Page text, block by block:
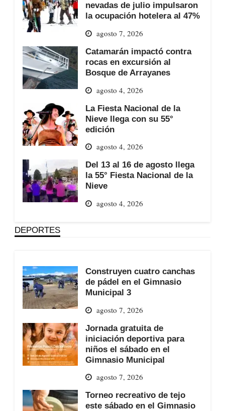
nevadas de julio impulsaron
la ocupación hotelera al 47%
agosto 7, 2026
Catamarán impactó contra
rocas en excursión al
Bosque de Arrayanes
agosto 4, 2026
La Fiesta Nacional de la
Nieve llega con su 55°
edición
agosto 4, 2026
Del 13 al 16 de agosto llega
la 55° Fiesta Nacional de la
Nieve
agosto 4, 2026
DEPORTES
Construyen cuatro canchas
de pádel en el Gimnasio
Municipal 3
agosto 7, 2026
Jornada gratuita de
iniciación deportiva para
niños el sábado en el
Gimnasio Municipal
agosto 7, 2026
Torneo recreativo de tejo
este sábado en el Gimnasio